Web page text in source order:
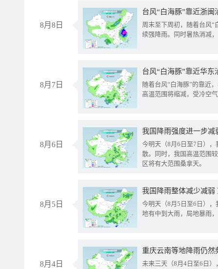
8月8日
台风“白海豚”靠近浙
周末至下周初，随着台风“
续强降雨。同时暑热消减
8月7日
台风“白海豚”靠近华
随着台风“白海豚”的靠近
高温范围将缩减，受冷空
8月6日
今明天（8月6日至7日）
散。同时，我国高温范围
区将有大范围桑拿天。
8月5日
我国降雨整体减少减弱
今明天（8月5日至6日）
地有中到大雨，局地暴雨
8月4日
重庆云南等地降雨仍然
未来三天（8月4日至6日